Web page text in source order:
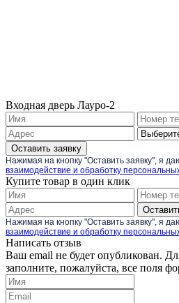
Входная дверь Лауро-2
Оставить заявку
Нажимая на кнопку "Оставить заявку", я
взаимодействие и обработку
Купите товар в один клик
Нажимая на кнопку "Оставить заявку", я
взаимодействие и обработку
Написать отзыв
Ваш email не будет опубликован.
заполните, пожалуйста, все поля